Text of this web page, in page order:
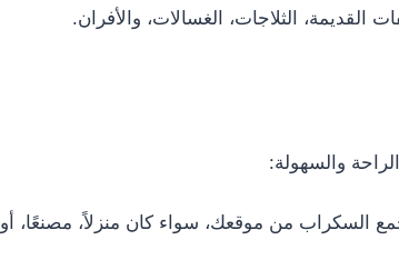
القديمة، الثلاجات، الغسالات، والأفران.
والسهولة:
السكراب من موقعك، سواء كان منزلاً، مصنعًا، أو